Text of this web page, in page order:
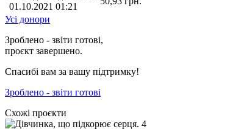
01.10.2021 01:21
Усі донори
Зроблено - звіти готові,
проєкт завершено.
Спасибі вам за вашу підтримку!
Зроблено - звіти готові
Схожі проєкти